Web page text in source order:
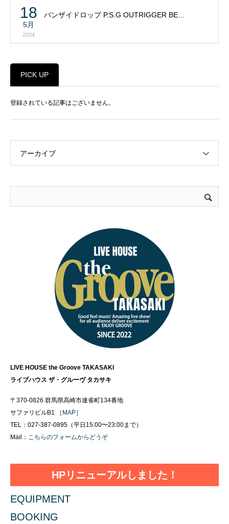
18
5月
2024
バンザイドロップ P.S.G OUTRIGGER BE…
PICK UP
登録されている記事はございません。
アーカイブ
LIVE HOUSE the Groove TAKASAKI
ライブハウス ザ・グルーヴ タカサキ
〒370-0826 群馬県高崎市連雀町134番地
サファリビルB1
［MAP］
TEL：027-387-0895（平日15:00〜23:00まで）
Mail： こちらのフォームからどうぞ
HPリニューアルしました！
EQUIPMENT
BOOKING